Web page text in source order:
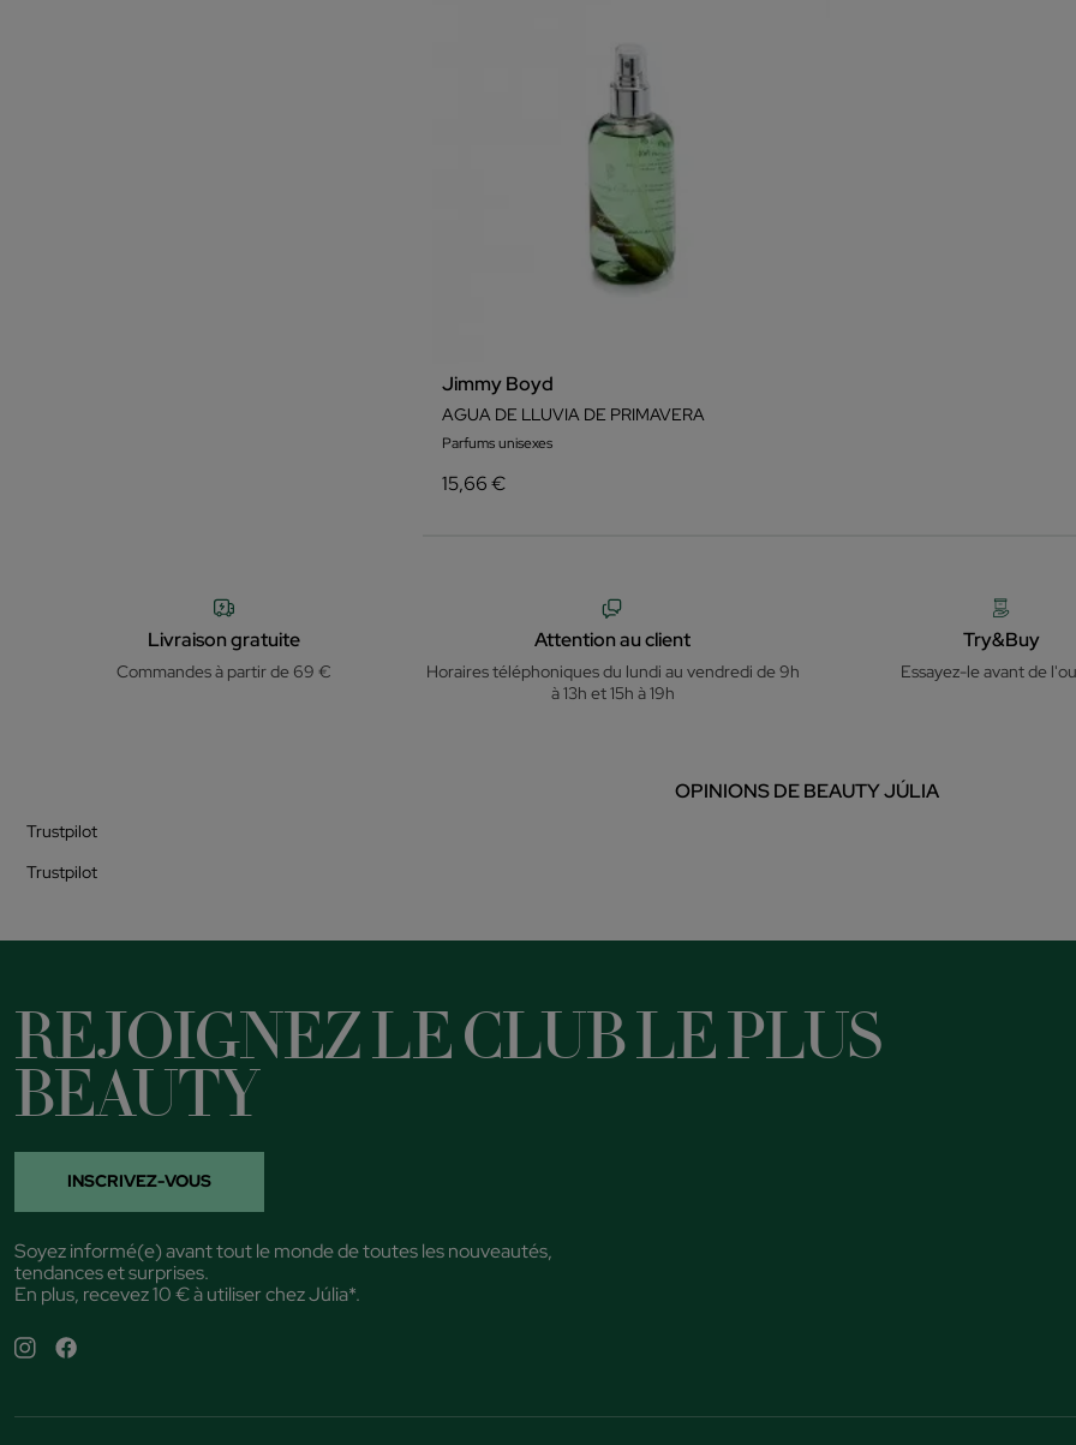
Jimmy Boyd
AGUA DE LLUVIA DE PRIMAVERA
Parfums unisexes
15,66 €
Livraison gratuite
Commandes à partir de 69 €
Attention au client
Horaires téléphoniques du lundi au vendredi de 9h
à 13h et 15h à 19h
Try&Buy
Essayez-le avant de
OPINIONS DE BEAUTY JÚLIA
Trustpilot
Trustpilot
REJOIGNEZ LE CLUB LE PLUS
BEAUTY
INSCRIVEZ-VOUS
Soyez informé(e) avant tout le monde de toutes les nouveautés,
tendances et surprises.
En plus, recevez 10 € à utiliser chez Júlia*.